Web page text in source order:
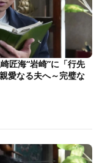
匠海“岩崎”に「行先
愛なる夫へ～完璧な